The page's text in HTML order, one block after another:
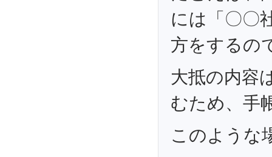
には「〇〇
方をするの
大抵の内容
むため、手
このような